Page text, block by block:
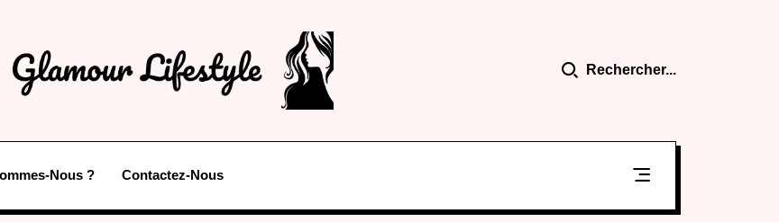
Rechercher...
Nous ? Contactez-Nous